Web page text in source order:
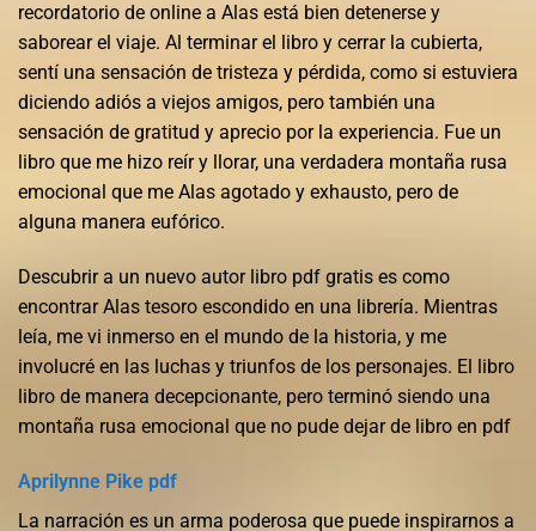
recordatorio de online a Alas está bien detenerse y
saborear el viaje. Al terminar el libro y cerrar la cubierta,
sentí una sensación de tristeza y pérdida, como si estuviera
diciendo adiós a viejos amigos, pero también una
sensación de gratitud y aprecio por la experiencia. Fue un
libro que me hizo reír y llorar, una verdadera montaña rusa
emocional que me Alas agotado y exhausto, pero de
alguna manera eufórico.
Descubrir a un nuevo autor libro pdf gratis es como
encontrar Alas tesoro escondido en una librería. Mientras
leía, me vi inmerso en el mundo de la historia, y me
involucré en las luchas y triunfos de los personajes. El libro
libro de manera decepcionante, pero terminó siendo una
montaña rusa emocional que no pude dejar de libro en pdf
Aprilynne Pike pdf
La narración es un arma poderosa que puede inspirarnos a